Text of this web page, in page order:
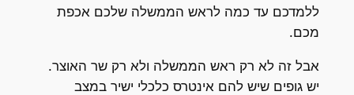
ללמדכם עד כמה לראש הממשלה שלכם אכפת
מכם.
אבל זה לא רק ראש הממשלה ולא רק שר האוצר.
יש גופים שיש להם אינטרס כלכלי ישיר במצב